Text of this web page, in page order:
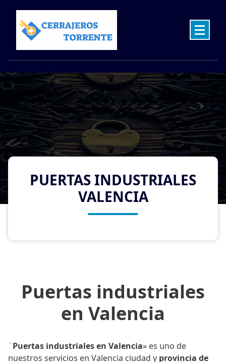
content
PUERTAS INDUSTRIALES
VALENCIA
Puertas industriales
en Valencia
¨Puertas industriales en Valencia» es uno de
nuestros servicios en Valencia ciudad y provincia de